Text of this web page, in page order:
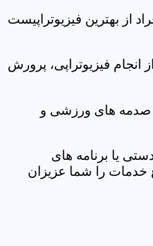
از بهترین فیزیوتراپیست
فیزیوتراپی، پرورش
صدمه های ورزشی و
یا برنامه های
خدمات را شما عزیزان